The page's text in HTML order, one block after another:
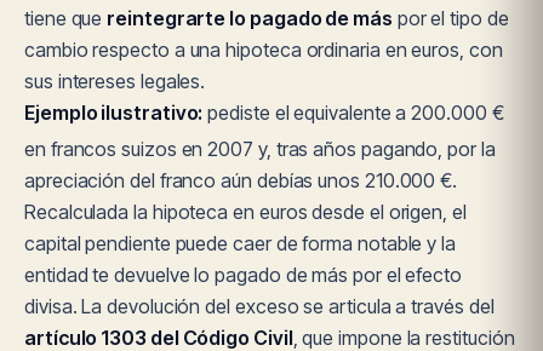
tiene que reintegrarte lo pagado de más por el tipo de
cambio respecto a una hipoteca ordinaria en euros, con
sus intereses legales.
Ejemplo ilustrativo: pediste el equivalente a 200.000 €
en francos suizos en 2007 y, tras años pagando, por la
apreciación del franco aún debías unos 210.000 €.
Recalculada la hipoteca en euros desde el origen, el
capital pendiente puede caer de forma notable y la
entidad te devuelve lo pagado de más por el efecto
divisa. La devolución del exceso se articula a través del
artículo 1303 del Código Civil, que impone la restitución